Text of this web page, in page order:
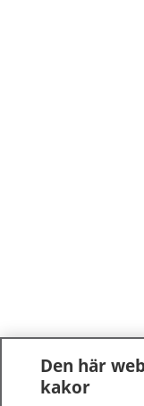
Den här
kakor